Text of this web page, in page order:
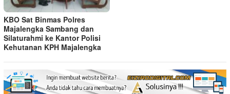
KBO Sat Binmas Polres
Majalengka Sambang dan
Silaturahmi ke Kantor Polisi
Kehutanan KPH Majalengka